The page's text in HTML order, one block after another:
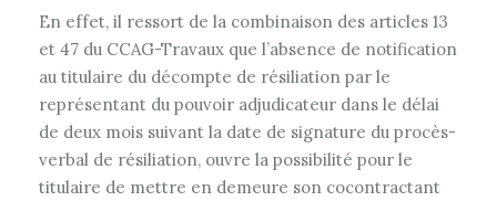
En effet, il ressort de la combinaison des articles 13
et 47 du CCAG-Travaux que l’absence de notification
au titulaire du décompte de résiliation par le
représentant du pouvoir adjudicateur dans le délai
de deux mois suivant la date de signature du procès-
verbal de résiliation, ouvre la possibilité pour le
titulaire de mettre en demeure son cocontractant